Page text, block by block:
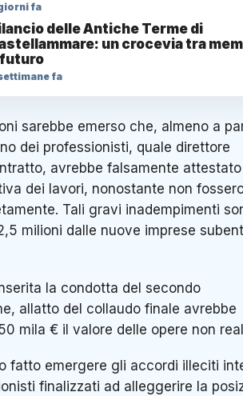
fa
delle Antiche Terme di
un crocevia tra
fa
sarebbe emerso che, almeno a
dei professionisti, quale direttore
avrebbe falsamente
dei lavori, nonostante non
Tali gravi inadempimenti
milioni dalle nuove imprese
la condotta del secondo
allatto del collaudo finale avrebbe
mila € il valore delle opere non
fatto emergere gli accordi illeciti
finalizzati ad alleggerire la